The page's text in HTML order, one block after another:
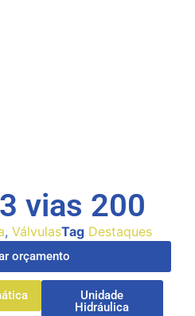
vias 200
, VálvulasTag Destaques
orçamento
Unidade
Hidráulica